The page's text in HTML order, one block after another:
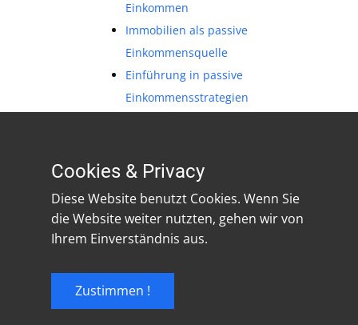
Einkommen
Immobilien als passive
Einkommensquelle
Einführung in passive
Einkommensstrategien
Skalierung Ihres Blogs
Cookies & Privacy
Diese Website benutzt Cookies. Wenn Sie
die Website weiter nutzten, gehen wir von
Ihrem Einverständnis aus.
Zustimmen !